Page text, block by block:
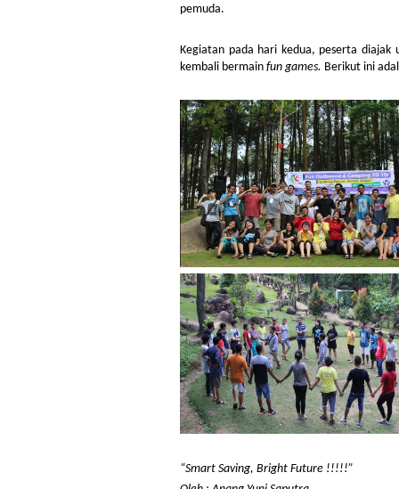
pemuda.
Kegiatan pada hari kedua, peserta diajak
kembali bermain fun games. Berikut ini
“Smart Saving, Bright Future !!!!!”